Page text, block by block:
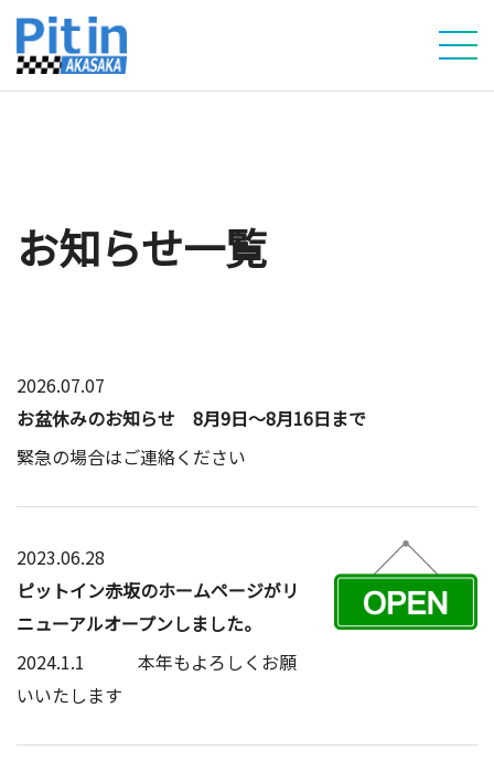
お知らせ一覧
2026.07.07
お盆休みのお知らせ 8月9日～8月16日まで
緊急の場合はご連絡ください
2023.06.28
ピットイン赤坂のホームページがリ
ニューアルオープンしました。
2024.1.1 本年もよろしくお願
いいたします